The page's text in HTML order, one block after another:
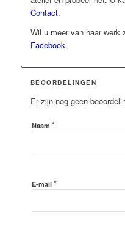
Contact.
Wil u meer van haar werk
Facebook.
BEOORDELINGEN
Er zijn nog geen
Naam *
E-mail *